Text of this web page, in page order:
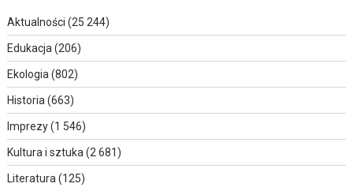
Aktualności (25 244)
Edukacja (206)
Ekologia (802)
Historia (663)
Imprezy(1 546)
Kultura i sztuka (2 681)
Literatura (125)